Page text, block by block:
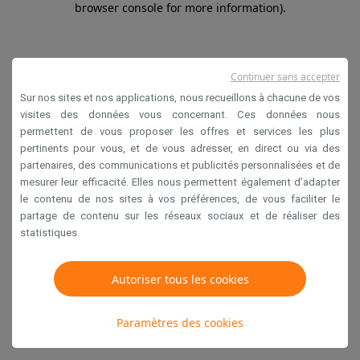
browser console for more information).
Sur nos sites et nos applications, nous recueillons à chacune de vos
visites des données vous concernant. Ces données nous
permettent de vous proposer les offres et services les plus
pertinents pour vous, et de vous adresser, en direct ou via des
partenaires, des communications et publicités personnalisées et de
mesurer leur efficacité. Elles nous permettent également d’adapter
le contenu de nos sites à vos préférences, de vous faciliter le
partage de contenu sur les réseaux sociaux et de réaliser des
statistiques.
Autoriser tous les cookies
Paramètres des cookies
Continuer sans accepter